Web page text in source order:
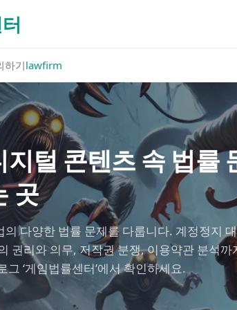
하기lawfirm
털 콘텐츠 속 법률
곳
의 다양한 법률 문제를 다룹니다. 계정정지
권리와 의무, 저작권 분쟁, 이용약관 분석까
그 ‘게임법률센터’에서 확인하세요.